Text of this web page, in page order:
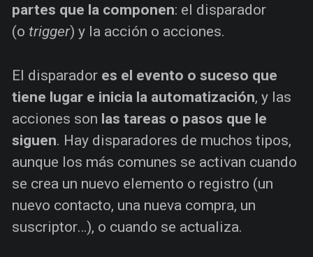
partes que la componen: el disparador
(o trigger) y la acción o acciones.
El disparador es el evento o suceso que
tiene lugar e inicia la automatización, y las
acciones son las tareas o pasos que le
siguen. Hay disparadores de muchos tipos,
aunque los más comunes se activan cuando
se crea un nuevo elemento o registro (un
nuevo contacto, una nueva compra, un
suscriptor…), o cuando se actualiza.